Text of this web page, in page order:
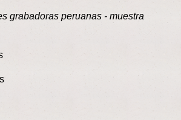
grabadoras peruanas - muestra